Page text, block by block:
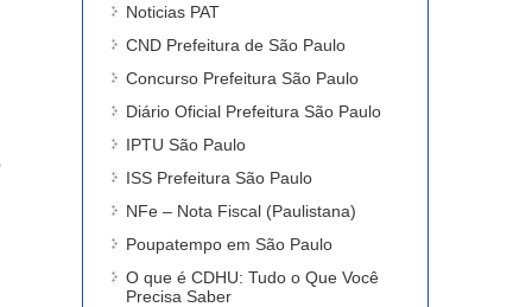
Noticias PAT
CND Prefeitura de São Paulo
Concurso Prefeitura São Paulo
Diário Oficial Prefeitura São Paulo
IPTU São Paulo
ISS Prefeitura São Paulo
NFe – Nota Fiscal (Paulistana)
Poupatempo em São Paulo
O que é CDHU: Tudo o Que Você
Precisa Saber